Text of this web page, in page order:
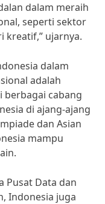
dalam meraih
seperti sektor
kreatif,” ujarnya.
dalam
adalah
berbagai cabang
di ajang-ajang
dan Asian
mampu
Pusat Data dan
Indonesia juga